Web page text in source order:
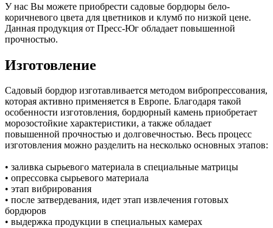
У нас Вы можете приобрести садовые бордюры бело-
коричневого цвета для цветников и клумб по низкой цене.
Данная продукция от Пресс-Юг обладает повышенной
прочностью.
Изготовление
Садовый бордюр изготавливается методом вибропрессования,
которая активно применяется в Европе. Благодаря такой
особенности изготовления, бордюрный камень приобретает
морозостойкие характеристики, а также обладает
повышенной прочностью и долговечностью. Весь процесс
изготовления можно разделить на несколько основных этапов:
• заливка сырьевого материала в специальные матрицы
• опрессовка сырьевого материала
• этап вибрирования
• после затвердевания, идет этап извлечения готовых
бордюров
• выдержка продукции в специальных камерах